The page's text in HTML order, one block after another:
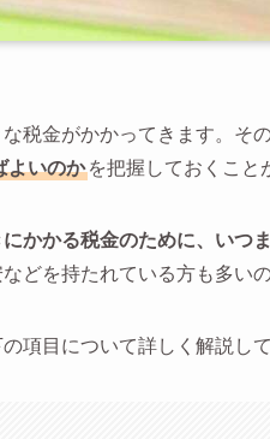
税金がかかってきます。そ
よいのか を把握しておくこと
にかかる税金のために、い
どを持たれている方も多い
項目について詳しく解説して